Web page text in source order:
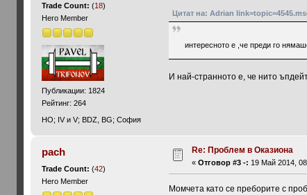
Trade Count: (18)
Hero Member
Публикации: 1824
Рейтинг: 264
HO; IV и V; BDZ, BG; София
Цитат на: Adrian
интересното е ,че преди го
И най-странното е, че нито
pach
Trade Count: (42)
Hero Member
Re: Проблем в Оказиона
« Отговор #3 -: 19 Май 2014,
Момчета като се преборите с